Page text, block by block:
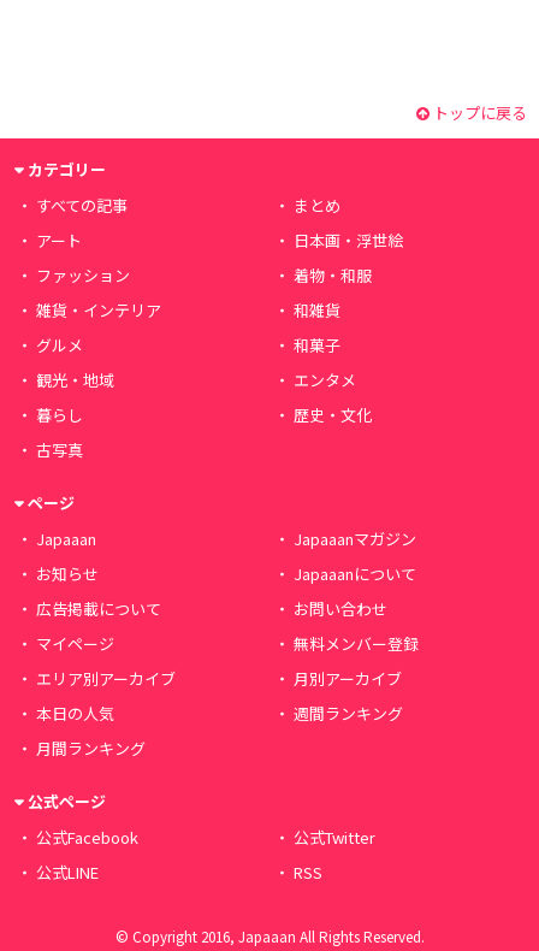
トップに戻る
カテゴリー
すべての記事
まとめ
アート
日本画・浮世絵
ファッション
着物・和服
雑貨・インテリア
和雑貨
グルメ
和菓子
観光・地域
エンタメ
暮らし
歴史・文化
古写真
ページ
Japaaan
Japaaanマガジン
お知らせ
Japaaanについて
広告掲載について
お問い合わせ
マイページ
無料メンバー登録
エリア別アーカイブ
月別アーカイブ
本日の人気
週間ランキング
月間ランキング
公式ページ
公式Facebook
公式Twitter
公式LINE
RSS
© Copyright 2016, Japaaan All Rights Reserved.